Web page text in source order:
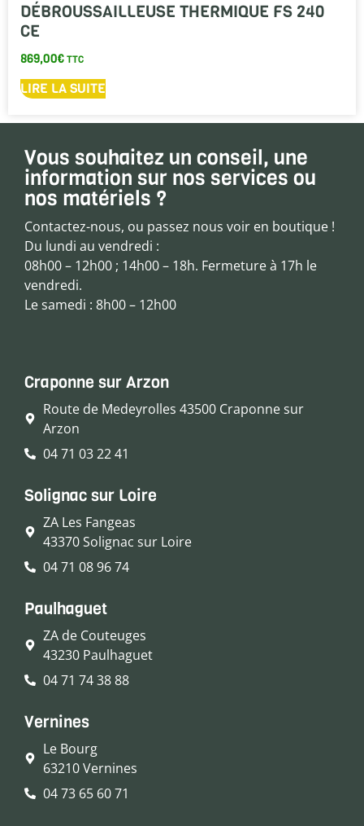
DÉBROUSSAILLEUSE THERMIQUE FS 240
CE
869,00€TTC
LIRE LA SUITE
Vous souhaitez un conseil, une
information sur nos services ou
nos matériels ?
Contactez-nous, ou passez nous voir en boutique !
Du lundi au vendredi :
08h00 – 12h00 ; 14h00 – 18h. Fermeture à 17h le
vendredi.
Le samedi : 8h00 – 12h00
Craponne sur Arzon
Route de Medeyrolles 43500 Craponne sur
Arzon
04 71 03 22 41
Solignac sur Loire
ZA Les Fangeas
43370 Solignac sur Loire
04 71 08 96 74
Paulhaguet
ZA de Couteuges
43230 Paulhaguet
04 71 74 38 88
Vernines
Le Bourg
63210 Vernines
04 73 65 60 71